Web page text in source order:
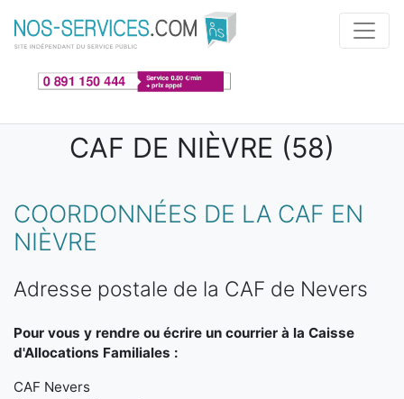
Aller au contenu principal
CAF DE NIÈVRE (58)
COORDONNÉES DE LA CAF EN
NIÈVRE
Adresse postale de la CAF de Nevers
Pour vous y rendre ou écrire un courrier à la Caisse
d'Allocations Familiales :
CAF Nevers